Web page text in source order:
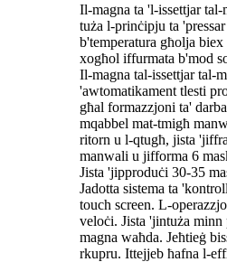
Il-magna ta 'l-issettjar tal-
tuża l-prinċipju ta 'pressar
b'temperatura għolja
xogħol iffurmata b'mod
Il-magna tal-issettjar tal-
'awtomatikament tlesti
għal formazzjoni ta'
mqabbel mat-tmigħ
ritorn u l-qtugħ, jista
manwali u jifforma 6
Jista 'jipproduċi 30-35
Jadotta sistema ta
touch screen. L-
veloċi. Jista 'jintuża minn
magna waħda. Jeħtieġ
rkupru. Ittejjeb ħafna l-